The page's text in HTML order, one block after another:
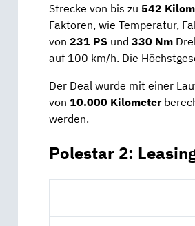
Strecke von bis zu 542
Faktoren, wie Temperatur,
von 231 PS und 330 Nm
auf 100 km/h. Die
Der Deal wurde mit einer
von 10.000 Kilometer
werden.
Polestar 2: